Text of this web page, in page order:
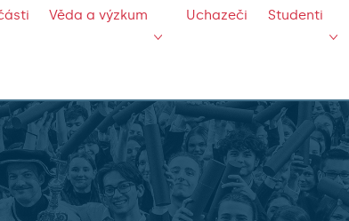
Věda a výzkum Uchazeči Studenti